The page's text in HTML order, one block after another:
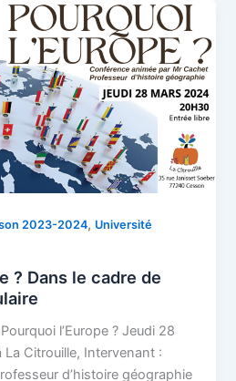
2023-2024, Université
? Dans le cadre de
l’Europe ? Jeudi 28
Citrouille, Intervenant :
d’histoire géographie